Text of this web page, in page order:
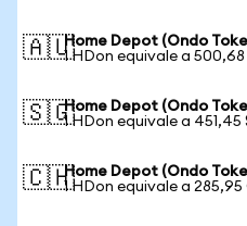
🇦🇺Home Depot (Ondo
1 HDon equivale a 500,68
🇸🇬Home Depot (Ondo
1 HDon equivale a 451,45
🇨🇭Home Depot (Ondo
1 HDon equivale a 285,95